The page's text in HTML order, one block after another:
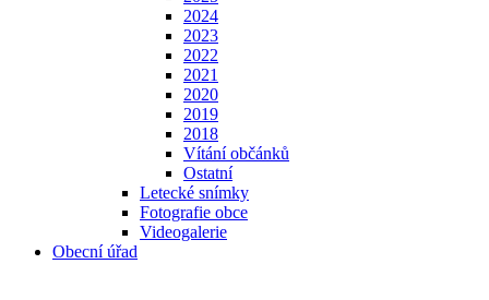
2024
2023
2022
2021
2020
2019
2018
Vítání občánků
Ostatní
Letecké snímky
Fotografie obce
Videogalerie
Obecní úřad